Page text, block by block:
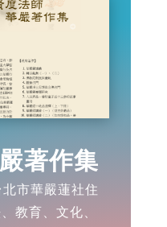
著作集
市華嚴蓮社住
教育、文化、